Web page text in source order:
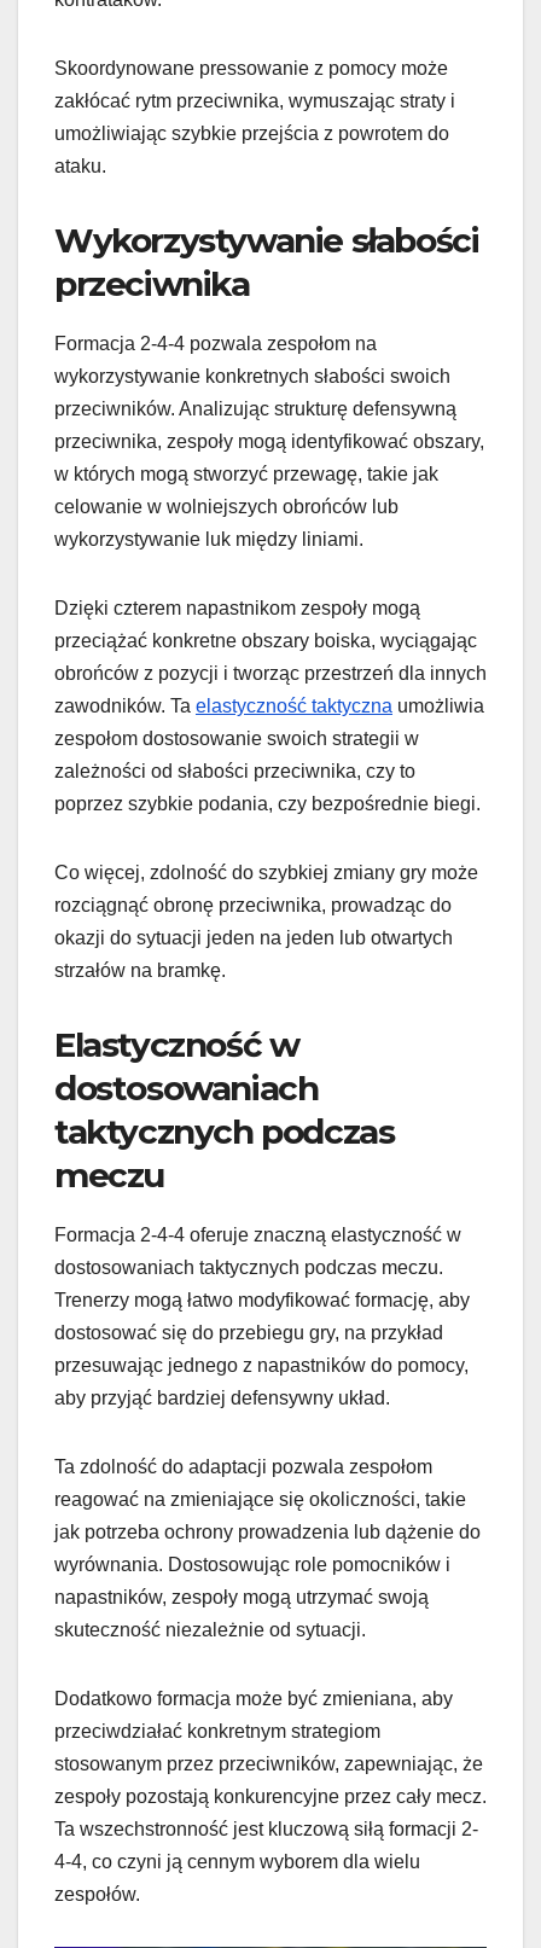
Skoordynowane pressowanie z pomocy może
zakłócać rytm przeciwnika, wymuszając straty i
umożliwiając szybkie przejścia z powrotem do
ataku.
Wykorzystywanie słabości
przeciwnika
Formacja 2-4-4 pozwala zespołom na
wykorzystywanie konkretnych słabości swoich
przeciwników. Analizując strukturę defensywną
przeciwnika, zespoły mogą identyfikować obszary,
w których mogą stworzyć przewagę, takie jak
celowanie w wolniejszych obrońców lub
wykorzystywanie luk między liniami.
Dzięki czterem napastnikom zespoły mogą
przeciążać konkretne obszary boiska, wyciągając
obrońców z pozycji i tworząc przestrzeń dla innych
zawodników. Ta elastyczność taktyczna umożliwia
zespołom dostosowanie swoich strategii w
zależności od słabości przeciwnika, czy to
poprzez szybkie podania, czy bezpośrednie biegi.
Co więcej, zdolność do szybkiej zmiany gry może
rozciągnąć obronę przeciwnika, prowadząc do
okazji do sytuacji jeden na jeden lub otwartych
strzałów na bramkę.
Elastyczność w
dostosowaniach
taktycznych podczas
meczu
Formacja 2-4-4 oferuje znaczną elastyczność w
dostosowaniach taktycznych podczas meczu.
Trenerzy mogą łatwo modyfikować formację, aby
dostosować się do przebiegu gry, na przykład
przesuwając jednego z napastników do pomocy,
aby przyjąć bardziej defensywny układ.
Ta zdolność do adaptacji pozwala zespołom
reagować na zmieniające się okoliczności, takie
jak potrzeba ochrony prowadzenia lub dążenie do
wyrównania. Dostosowując role pomocników i
napastników, zespoły mogą utrzymać swoją
skuteczność niezależnie od sytuacji.
Dodatkowo formacja może być zmieniana, aby
przeciwdziałać konkretnym strategiom
stosowanym przez przeciwników, zapewniając, że
zespoły pozostają konkurencyjne przez cały mecz.
Ta wszechstronność jest kluczową siłą formacji 2-
4-4, co czyni ją cennym wyborem dla wielu
zespołów.